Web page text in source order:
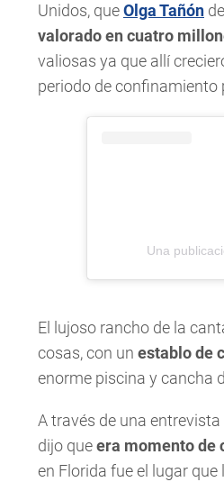
Unidos, queOlga Tañón
valorado en cuatro
valiosas ya que allí
periodo de confinamiento
Una
El lujoso rancho de la
cosas, con un establo de
enorme piscina y cancha
A través de una entrevista
dijo queera momento de
en Florida fue el lugar